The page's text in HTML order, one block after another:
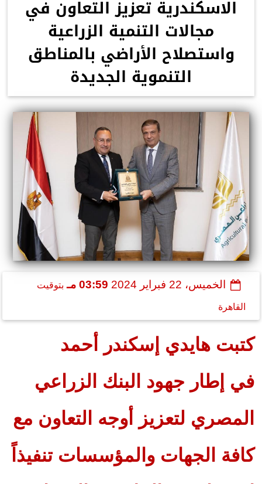
الاسكندرية تعزيز التعاون في
مجالات التنمية الزراعية
واستصلاح الأراضي بالمناطق
التنموية الجديدة
الخميس، 22 فبراير 2024 03:59 مـ بتوقيت
القاهرة
كتبت هايدي إسكندر أحمد
في إطار جهود البنك الزراعي
المصري لتعزيز أوجه التعاون مع
كافة الجهات والمؤسسات تنفيذاً